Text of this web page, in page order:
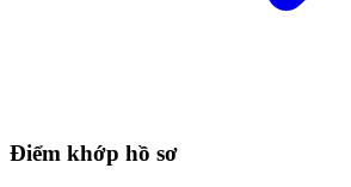
Điểm khớp hồ sơ